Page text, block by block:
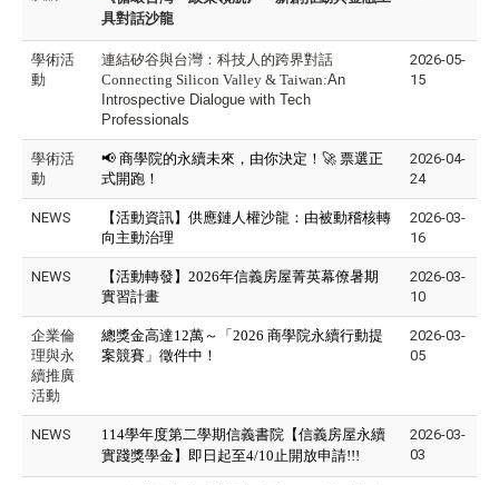
具對話沙龍
學術活
動
連結矽谷與台灣：科技人的跨界對話
Connecting Silicon Valley & Taiwan:An
Introspective Dialogue with Tech
Professionals
2026-05-
15
學術活
動
📢 商學院的永續未來，由你決定！🚀 票選正
式開跑！
2026-04-
24
NEWS 【活動資訊】 供應鏈人權沙龍：由被動稽核轉
向主動治理
2026-03-
16
NEWS
【活動轉發】2026年信義房屋菁英幕僚暑期
實習計畫
2026-03-
10
企業倫
理與永
續推廣
活動
總獎金高達12萬～「2026 商學院永續行動提
案競賽」徵件中！
2026-03-
05
NEWS 114學年度第二學期信義書院 【信義房屋永續
實踐獎學金】即日起至4/10止開放申請!!!
2026-03-
03